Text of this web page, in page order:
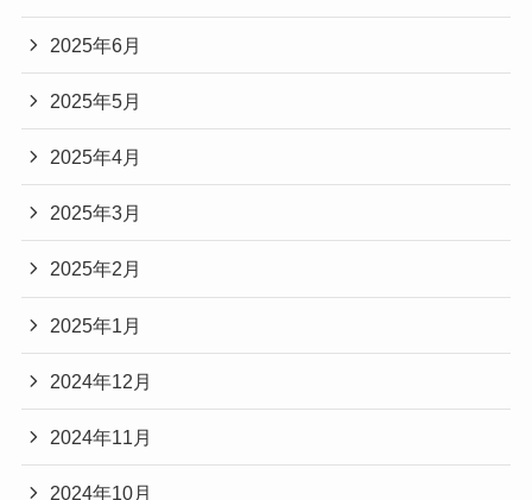
2025年6月
2025年5月
2025年4月
2025年3月
2025年2月
2025年1月
2024年12月
2024年11月
2024年10月